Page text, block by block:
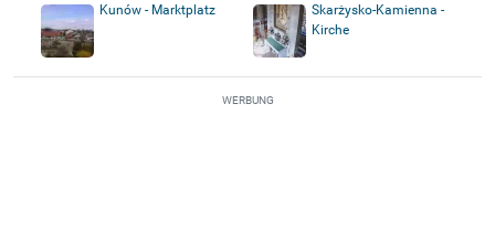
Kunów - Marktplatz
Skarżysko-Kamienna -
Kirche
WERBUNG